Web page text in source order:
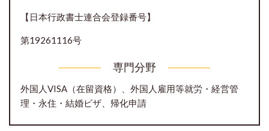
【日本行政書士連合会登録番号】
第19261116号
専門分野
外国人VISA（在留資格）、外国人雇用等就労・経営管
理・永住・結婚ビザ、帰化申請